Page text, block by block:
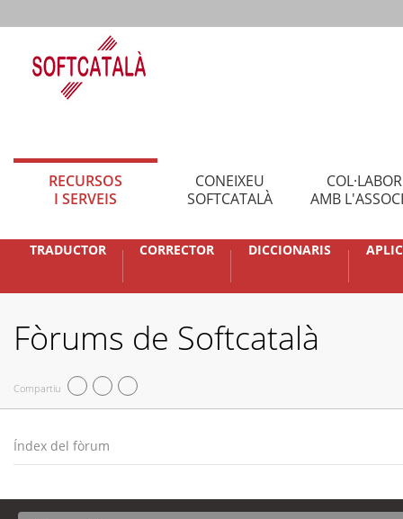
RECURSOS
I SERVEIS
CONEIXEU
SOFTCATALÀ
AMB
TRADUCTOR CORRECTOR DICCIONARIS
Fòrums de Softcatalà
Compartiu
Índex del fòrum